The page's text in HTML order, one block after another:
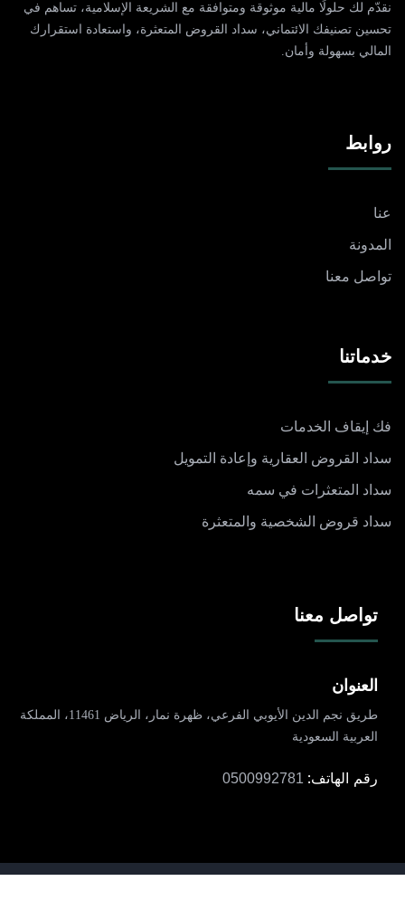
نقدّم لك حلولًا مالية موثوقة ومتوافقة مع الشريعة الإسلامية، تساهم في
تحسين تصنيفك الائتماني، سداد القروض المتعثرة، واستعادة استقرارك
المالي بسهولة وأمان.
روابط
عنا
المدونة
تواصل معنا
خدماتنا
فك إيقاف الخدمات
سداد القروض العقارية وإعادة التمويل
سداد المتعثرات في سمه
سداد قروض الشخصية والمتعثرة
تواصل معنا
العنوان
طريق نجم الدين الأيوبي الفرعي، ظهرة نمار، الرياض 11461، المملكة
العربية السعودية
رقم الهاتف: 0500992781